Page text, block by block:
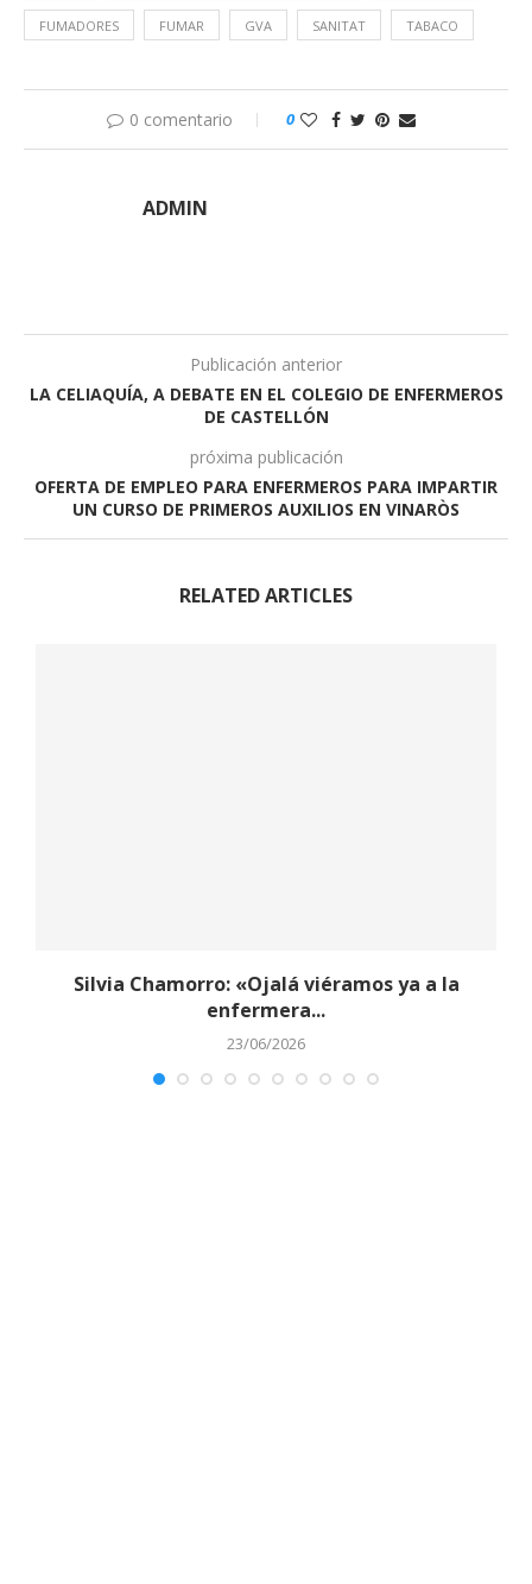
FUMADORES FUMAR GVA SANITAT TABACO
0 comentario 0
ADMIN
Publicación anterior
LA CELIAQUÍA, A DEBATE EN EL COLEGIO DE ENFERMEROS
DE CASTELLÓN
próxima publicación
OFERTA DE EMPLEO PARA ENFERMEROS PARA IMPARTIR
UN CURSO DE PRIMEROS AUXILIOS EN VINARÒS
RELATED ARTICLES
Silvia Chamorro: «Ojalá viéramos ya a la
enfermera...
23/06/2026